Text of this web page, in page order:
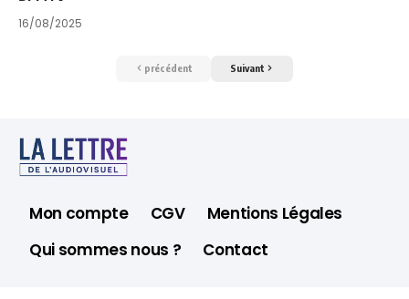
16/08/2025
précédent Suivant
Mon compte CGV
Mentions Légales
Qui sommes nous ?
Contact